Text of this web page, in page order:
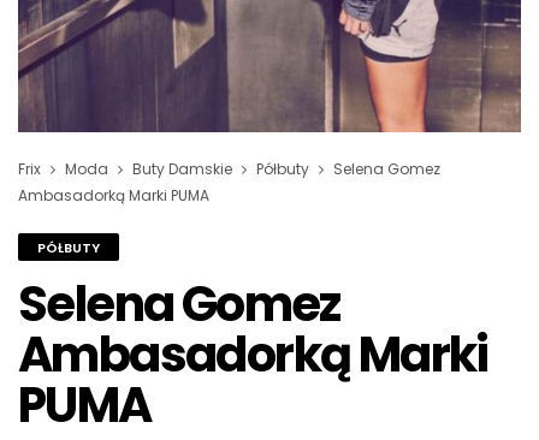
Frix Moda Buty Damskie Półbuty
Selena Gomez
Ambasadorką Marki PUMA
PÓŁBUTY
Selena Gomez
Ambasadorką Marki
PUMA